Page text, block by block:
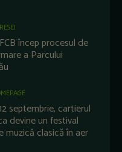
încep procesul de
a Parcului
septembrie, cartierul
devine un festival
muzică clasică în aer